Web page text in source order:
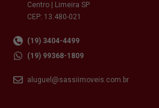
Centro | Limeira SP
CEP: 13.480-021
(19) 3404-4499
(19) 99368-1809
aluguel@sassiimoveis.com.br